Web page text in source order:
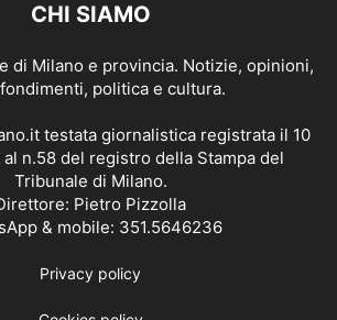
CHI SIAMO
di Milano e provincia. Notizie, opinioni,
politica e cultura.
testata giornalistica registrata il 10
n.58 del registro della Stampa del
Tribunale di Milano.
Pietro Pizzolla
& mobile: 351.5646236
Privacy policy